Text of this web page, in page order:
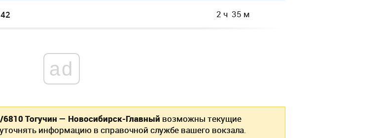
2 ч 35 м
ad
6810 Тогучин — Новосибирск-Главный возможны текущие
информацию в справочной службе вашего вокзала.